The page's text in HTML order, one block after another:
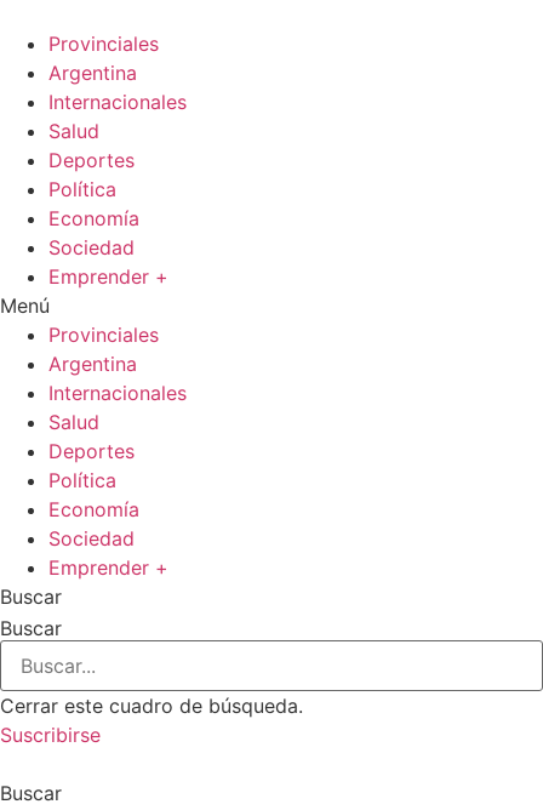
contenido
Provinciales
Argentina
Internacionales
Salud
Deportes
Política
Economía
Sociedad
Emprender +
Menú
Provinciales
Argentina
Internacionales
Salud
Deportes
Política
Economía
Sociedad
Emprender +
Buscar
Buscar
Cerrar este cuadro de búsqueda.
Suscribirse
Buscar